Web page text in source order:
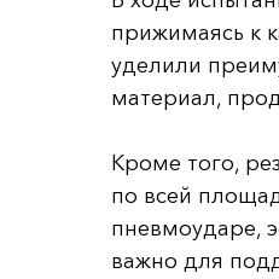
прижимаясь к
уделили
материал,
Кроме того,
по всей
пневмоударе,
важно для